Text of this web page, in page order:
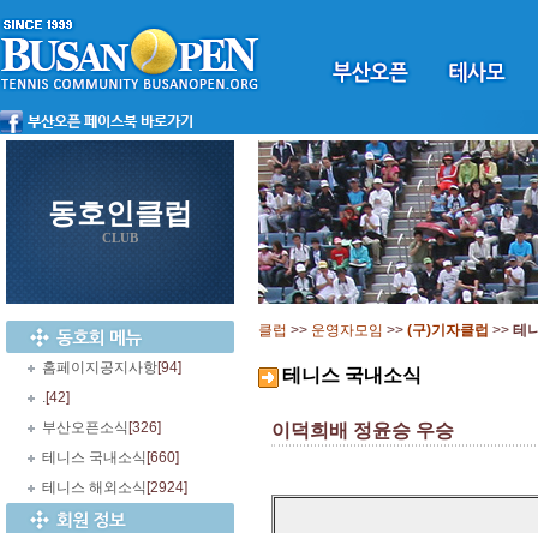
동호인클럽
CLUB
홈페이지공지사항[94]
.[42]
부산오픈소식 [326]
테니스 국내소식 [660]
테니스 해외소식 [2924]
클럽 >> 운영자모임 >> (구)기자클럽 >> 테
테니스 국내소식
이덕희배 정윤승 우승